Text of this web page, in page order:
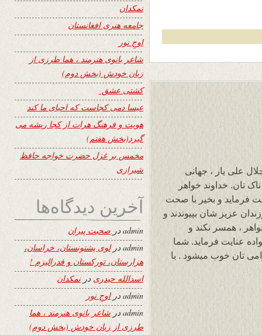
علی یار ، جهانی
تان. خداوند خواهر
فرماید و بخیر با صحت
عزیز شان بپیوندند و
، همسر نکند و
عنایت فرماید. شما
تان خوب میشود . با
نمکدان
جامعه هنری افغانستان
اوجِ نور
شاعر بانوی هنرمند ، هما طرزی از
زبان خودش (بخش دوم)
کشتی عشق
عیسا دمی کجاست که احیای ما کند
هویت و فرهنگ هرات از کجا ریشه می
گیرد(بخش هفتم)
مخمس بر غزل حضرت خواجه حافظ
شیرازی
آخرین دیدگاه‌ها
adminدر صحبت پیران
admin درلوی پشتونستان، خراسان،
هزارستان، تورکستان و فدرالیزم !
اسدالله حیدری درنمکدان
adminدراوجِ نور
adminدر شاعر بانوی هنرمند ، هما
طرزی از زبان خودش (بخش دوم)